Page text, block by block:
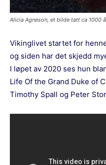
Alicia Agneson, et bilde tatt ca 1000
Vikinglivet startet for
og siden har det skjedd
I løpet av 2020 ses hun
Life Of the Grand Duke of
Timothy Spall og Peter